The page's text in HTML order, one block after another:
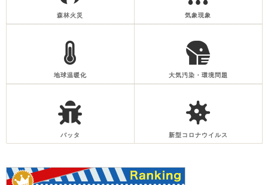
森林火災 気象現象
地球温暖化 大気汚染・環境問題
バッタ 新型コロナウイルス